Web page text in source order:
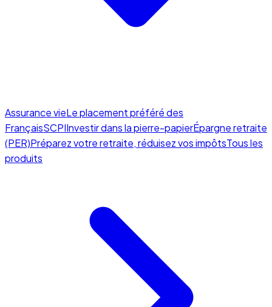
Assurance vieLe placement préféré des
FrançaisSCPIInvestir dans la pierre-papierÉpargne retraite
(PER)Préparez votre retraite, réduisez vos impôtsTous les
produits